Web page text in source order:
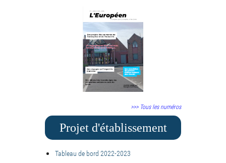
>>> Tous les numéros
Projet d'établissement
Tableau de bord 2022-2023